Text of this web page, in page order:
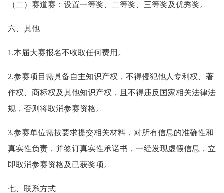
（二）赛道赛：设置一等奖、二等奖、三等奖及优秀奖。
六、其他
1.本届大赛报名不收取任何费用。
2.参赛项目需具备自主知识产权，不得侵犯他人专利权、著
作权、商标权及其他知识产权，且不得违反国家相关法律法
规，否则将取消参赛资格。
3.参赛单位需按要求提交相关材料，对所有信息的准确性和
真实性负责，并签订真实性承诺书，一经发现虚假信息，立
即取消参赛资格及已获奖项。
七、联系方式